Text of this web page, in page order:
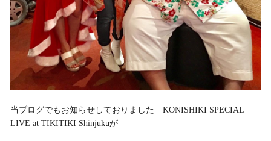
当ブログでもお知らせしておりました KONISHIKI SPECIAL
LIVE at TIKITIKI Shinjukuが